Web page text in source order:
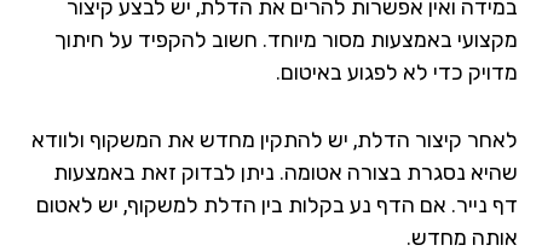
ואין אפשרות להרים את הדלת, יש לבצע קיצור
באמצעות מסור מיוחד. חשוב להקפיד על חיתוך
כדי לא לפגוע באיטום.
קיצור הדלת, יש להתקין מחדש את המשקוף ולוודא
נסגרת בצורה אטומה. ניתן לבדוק זאת באמצעות
נייר. אם הדף נע בקלות בין הדלת למשקוף, יש לאטום
מחדש.